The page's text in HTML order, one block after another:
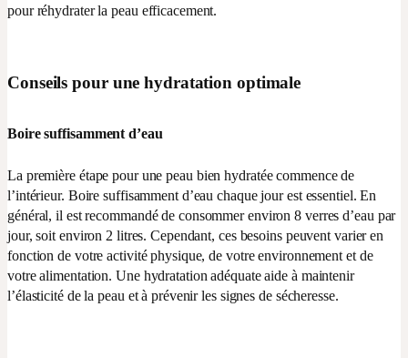
pour réhydrater la peau efficacement.
Conseils pour une hydratation optimale
Boire suffisamment d’eau
La première étape pour une peau bien hydratée commence de
l’intérieur. Boire suffisamment d’eau chaque jour est essentiel. En
général, il est recommandé de consommer environ 8 verres d’eau par
jour, soit environ 2 litres. Cependant, ces besoins peuvent varier en
fonction de votre activité physique, de votre environnement et de
votre alimentation. Une hydratation adéquate aide à maintenir
l’élasticité de la peau et à prévenir les signes de sécheresse.